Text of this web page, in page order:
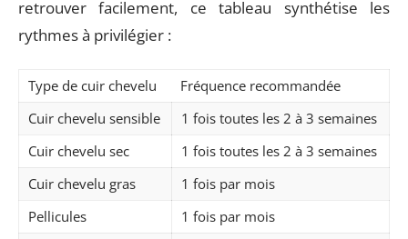
retrouver facilement, ce tableau synthétise les
rythmes à privilégier :
Type de cuir chevelu
Fréquence recommandée
Cuir chevelu sensible
1 fois toutes les 2 à 3 semaines
Cuir chevelu sec
1 fois toutes les 2 à 3 semaines
Cuir chevelu gras
1 fois par mois
Pellicules
1 fois par mois